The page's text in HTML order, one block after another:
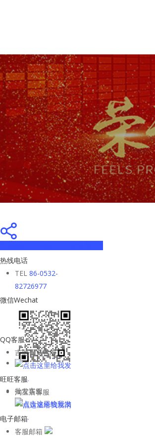
热线电话
TEL 86-0532-
82726977
微信Wechat
QQ客服
吉他平方客服
批发客服
旺旺客服
淘宝店客服
电子邮箱
客服邮箱